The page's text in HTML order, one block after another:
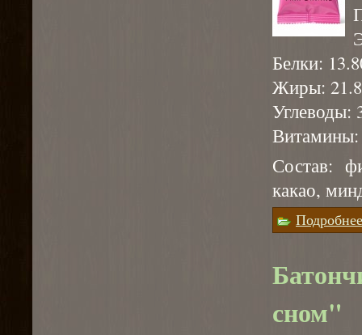
Белки:
Жиры:
Углеводы:
Состав:
какао,
Подробнее
сном"